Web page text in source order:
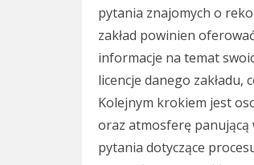
pytania znajomych o
zakład powinien
informacje na temat
licencje danego
Kolejnym krokiem jest
oraz atmosferę panującą
pytania dotyczące